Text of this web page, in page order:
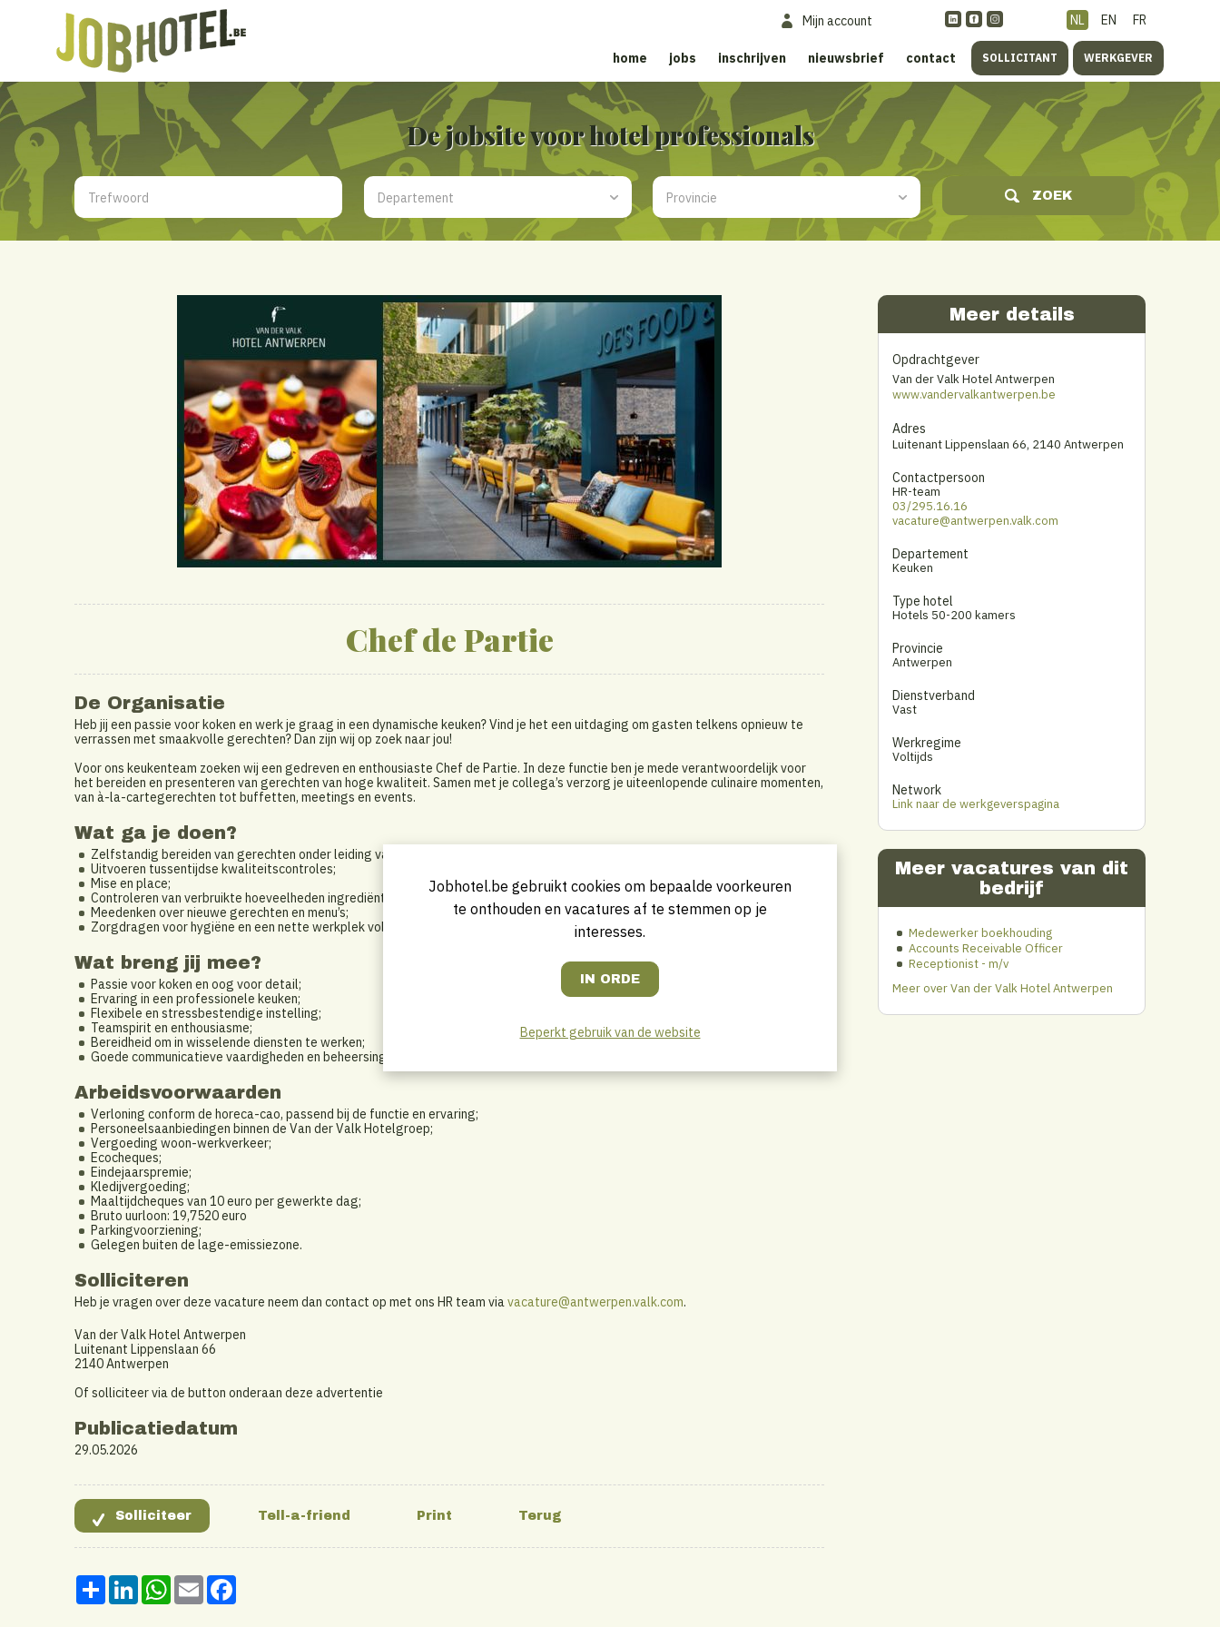
NL EN FR
Mijn account
home jobs inschrijven nieuwsbrief contact SOLLICITANT WERKGEVER
De jobsite voor hotel professionals
ZOEK
Chef de Partie
De Organisatie
Heb jij een passie voor koken en werk je graag in een dynamische keuken? Vind je het een uitdaging om gasten telkens opnieuw te
verrassen met smaakvolle gerechten? Dan zijn wij op zoek naar jou!
Voor ons keukenteam zoeken wij een gedreven en enthousiaste Chef de Partie. In deze functie ben je mede verantwoordelijk voor
het bereiden en presenteren van gerechten van hoge kwaliteit. Samen met je collega’s verzorg je uiteenlopende culinaire momenten,
van à-la-cartegerechten tot buffetten, meetings en events.
Wat ga je doen?
Zelfstandig bereiden van gerechten onder leiding van de Chef;
Uitvoeren tussentijdse kwaliteitscontroles;
Mise en place;
Controleren van verbruikte hoeveelheden ingrediënten en halfproducten;
Meedenken over nieuwe gerechten en menu’s;
Zorgdragen voor hygiëne en een nette werkplek volgens HACCP-richtlijnen.
Wat breng jij mee?
Passie voor koken en oog voor detail;
Ervaring in een professionele keuken;
Flexibele en stressbestendige instelling;
Teamspirit en enthousiasme;
Bereidheid om in wisselende diensten te werken;
Goede communicatieve vaardigheden en beheersing van de Nederlandse taal.
Arbeidsvoorwaarden
Verloning conform de horeca-cao, passend bij de functie en ervaring;
Personeelsaanbiedingen binnen de Van der Valk Hotelgroep;
Vergoeding woon-werkverkeer;
Ecocheques;
Eindejaarspremie;
Kledijvergoeding;
Maaltijdcheques van 10 euro per gewerkte dag;
Bruto uurloon: 19,7520 euro
Parkingvoorziening;
Gelegen buiten de lage-emissiezone.
Solliciteren
Heb je vragen over deze vacature neem dan contact op met ons HR team viavacature@antwerpen.valk.com.
Van der Valk Hotel Antwerpen
Luitenant Lippenslaan 66
2140 Antwerpen
Of solliciteer via de button onderaan deze advertentie
Publicatiedatum
29.05.2026
Share LinkedInWhatsApp
Email
Meer details
Opdrachtgever
Van der Valk Hotel Antwerpen
www.vandervalkantwerpen.be
Adres
Luitenant Lippenslaan 66, 2140 Antwerpen
Contactpersoon
HR-team
03/295.16.16
vacature@antwerpen.valk.com
Departement
Keuken
Type hotel
Hotels 50-200 kamers
Provincie
Antwerpen
Dienstverband
Vast
Werkregime
Voltijds
Network
Link naar de werkgeverspagina
Meer vacatures van dit
bedrijf
Medewerker boekhouding
Accounts Receivable Officer
Receptionist - m/v
Meer over Van der Valk Hotel Antwerpen
Jobhotel.be gebruikt cookies om bepaalde voorkeuren
te onthouden en vacatures af te stemmen op je
interesses.
Beperkt gebruik van de website